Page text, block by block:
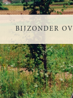
BIJZONDER